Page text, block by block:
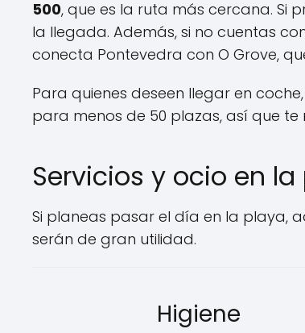
500, que es la ruta más cercana. Si
la llegada. Además, si no cuentas
conecta Pontevedra con O Grove,
Para quienes deseen llegar en
para menos de 50 plazas, así que
Servicios y ocio en
Si planeas pasar el día en la playa,
serán de gran utilidad.
Higiene